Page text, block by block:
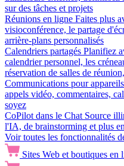
sur des tâches et projets
Réunions en ligne Faites plus
visioconférence, le partage
arrière-plans personnalisés
Calendriers partagés Planifiez
calendrier personnel, les
réservation de salles de
Communications pour
appels vidéo, commentaires,
soyez
CoPilot dans le Chat Source
l'IA, de brainstorming et plus
Voir toutes les fonctionnalités
Sites Web et boutiques en